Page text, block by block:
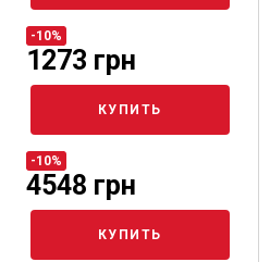
-10%
1273 грн
КУПИТЬ
-10%
4548 грн
КУПИТЬ